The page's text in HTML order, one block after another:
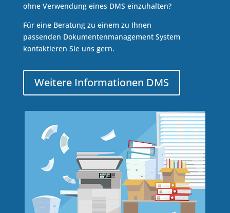
ohne Verwendung eines DMS einzuhalten?
Für eine Beratung zu einem zu Ihnen
passenden Dokumentenmanagement System
kontaktieren Sie uns gern.
Weitere Informationen DMS